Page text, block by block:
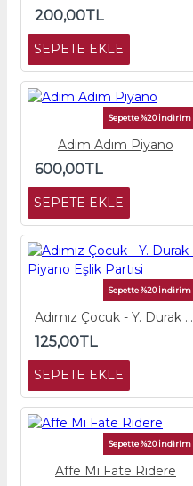
200,00TL
SEPETE EKLE
Sepette %20 İndirim
Adım Adım Piyano
600,00TL
SEPETE EKLE
Sepette %20 İndirim
Adımız Çocuk - Y. Durak - Piyano Eşlik Partisi
125,00TL
SEPETE EKLE
Sepette %20 İndirim
Affe Mi Fate Ridere